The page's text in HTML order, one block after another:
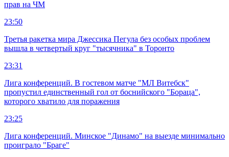
прав на ЧМ
23:50
Третья ракетка мира Джессика Пегула без особых проблем
вышла в четвертый круг "тысячника" в Торонто
23:31
Лига конференций. В гостевом матче "МЛ Витебск"
пропустил единственный гол от боснийского "Бораца",
которого хватило для поражения
23:25
Лига конференций. Минское "Динамо" на выезде минимально
проиграло "Браге"